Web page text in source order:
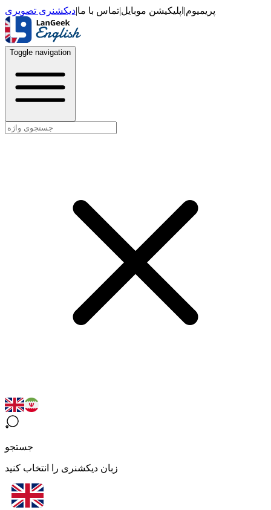
پریمیوم| اپلیکیشن موبایل|تماس با ما|دیکشنری تصویری
Toggle navigation
جستجو
زبان دیکشنری را انتخاب کنید